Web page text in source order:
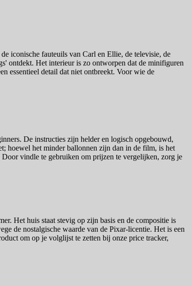
iconische fauteuils van Carl en Ellie, de televisie, de
ontdekt. Het interieur is zo ontworpen dat de minifiguren
essentieel detail dat niet ontbreekt. Voor wie de
De instructies zijn helder en logisch opgebouwd,
hoewel het minder ballonnen zijn dan in de film, is het
vindle te gebruiken om prijzen te vergelijken, zorg je
Het huis staat stevig op zijn basis en de compositie is
de nostalgische waarde van de Pixar-licentie. Het is een
om op je volglijst te zetten bij onze price tracker,